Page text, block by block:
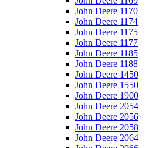
John Deere 1170
John Deere 1174
John Deere 1175
John Deere 1177
John Deere 1185
John Deere 1188
John Deere 1450
John Deere 1550
John Deere 1900
John Deere 2054
John Deere 2056
John Deere 2058
John Deere 2064